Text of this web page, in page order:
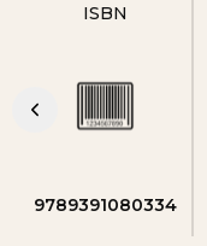
ISBN
9789391080334